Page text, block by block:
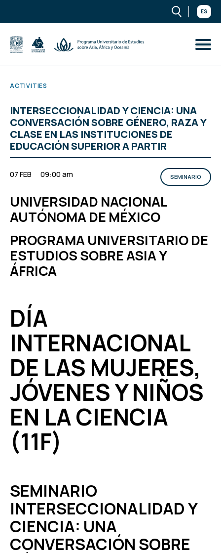
ES
ACTIVITIES
INTERSECCIONALIDAD Y CIENCIA: UNA
CONVERSACIÓN SOBRE GÉNERO, RAZA Y
CLASE EN LAS INSTITUCIONES DE
EDUCACIÓN SUPERIOR A PARTIR
07 FEB 09:00 am SEMINARIO
UNIVERSIDAD NACIONAL
AUTÓNOMA DE MÉXICO
PROGRAMA UNIVERSITARIO DE
ESTUDIOS SOBRE ASIA Y
ÁFRICA
DÍA
INTERNACIONAL
DE LAS MUJERES,
JÓVENES Y NIÑOS
EN LA CIENCIA
(11F)
SEMINARIO
INTERSECCIONALIDAD Y
CIENCIA: UNA
CONVERSACIÓN SOBRE